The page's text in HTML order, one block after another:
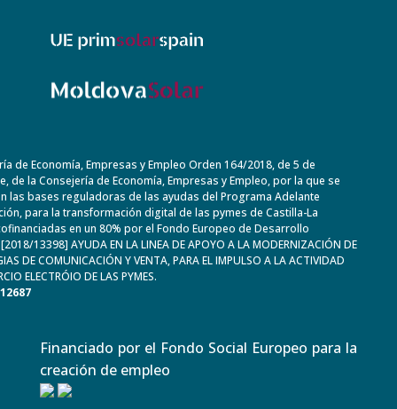
de Economía, Empresas y Empleo Orden 164/2018, de 5 de
de la Consejería de Economía, Empresas y Empleo, por la que se
las bases reguladoras de las ayudas del Programa Adelante
para la transformación digital de las pymes de Castilla-La
en un 80% por el Fondo Europeo de Desarrollo
13398] AYUDA EN LA LINEA DE APOYO A LA MODERNIZACIÓN DE
DE COMUNICACIÓN Y VENTA, PARA EL IMPULSO A LA ACTIVIDAD
ELECTRÓIO DE LAS PYMES.
Financiado por el Fondo Social Europeo para la
creación de empleo